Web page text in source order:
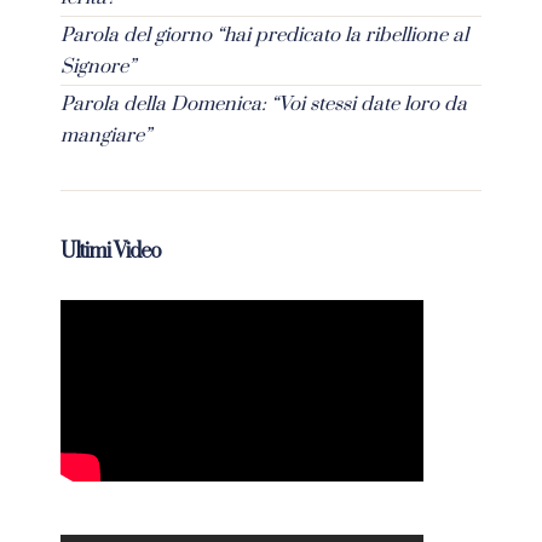
Parola del giorno “hai predicato la ribellione al
Signore”
Parola della Domenica: “Voi stessi date loro da
mangiare”
Ultimi Video